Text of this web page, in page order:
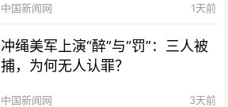
中国新闻网 1天前
冲绳美军上演“醉”与“罚”：三人被
捕，为何无人认罪？
中国新闻网 3天前